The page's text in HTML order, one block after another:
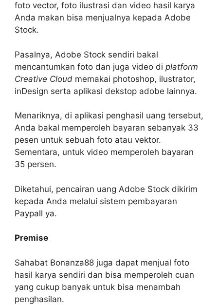
foto vector, foto ilustrasi dan video hasil karya
Anda makan bisa menjualnya kepada Adobe
Stock.
Pasalnya, Adobe Stock sendiri bakal
mencantumkan foto dan juga video di platform
Creative Cloud memakai photoshop, ilustrator,
inDesign serta aplikasi dekstop adobe lainnya.
Menariknya, di aplikasi penghasil uang tersebut,
Anda bakal memperoleh bayaran sebanyak 33
pesen untuk sebuah foto atau vektor.
Sementara, untuk video memperoleh bayaran
35 persen.
Diketahui, pencairan uang Adobe Stock dikirim
kepada Anda melalui sistem pembayaran
Paypall ya.
Premise
Sahabat Bonanza88 juga dapat menjual foto
hasil karya sendiri dan bisa memperoleh cuan
yang cukup banyak untuk bisa menambah
penghasilan.